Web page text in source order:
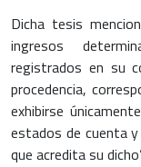
Dicha tesis
ingresos
registrados en su
procedencia,
exhibirse
estados de cuenta y
que acredita su